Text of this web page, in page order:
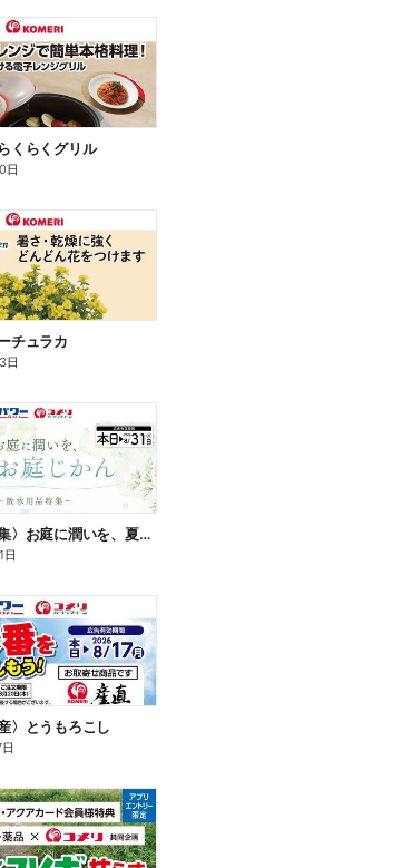
くらくグリル
日
チュラカ
日
〈散水用品特集〉お庭に潤いを、夏のお庭じかん
日
〉とうもろこし